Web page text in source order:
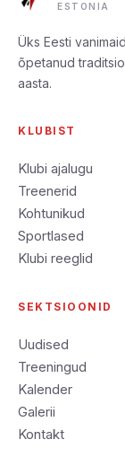
ESTONIA
Üks Eesti
õpetanud
aasta.
KLUBIST
Klubi ajalugu
Treenerid
Kohtunikud
Sportlased
Klubi reeglid
SEKTSIOONID
Uudised
Treeningud
Kalender
Galerii
Kontakt